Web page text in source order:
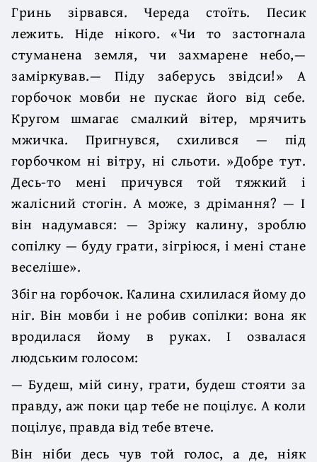
Гринь зірвався. Череда стоїть. Песик
лежить. Ніде нікого. «Чи то застогнала
стуманена земля, чи захмарене небо,—
заміркував.— Піду заберусь звідси!» А
горбочок мовби не пускає його від себе.
Кругом шмагає смалкий вітер, мрячить
мжичка. Пригнувся, схилився — під
горбочком ні вітру, ні сльоти. »Добре тут.
Десь-то мені причувся той тяжкий і
жалісний стогін. А може, з дрімання? — І
він надумався: — Зріжу калину, зроблю
сопілку — буду грати, зігріюся, і мені стане
веселіше».
Збіг на горбочок. Калина схилилася йому до
ніг. Він мовби і не робив сопілки: вона як
вродилася йому в руках. І озвалася
людським голосом:
— Будеш, мій сину, грати, будеш стояти за
правду, аж поки цар тебе не поцілує. А коли
поцілує, правда від тебе втече.
Він ніби десь чув той голос, а де, ніяк